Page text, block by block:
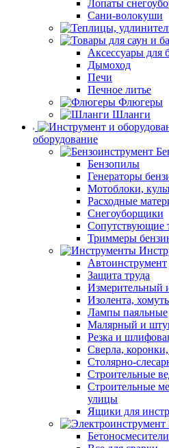
Лопаты
Сани-волокуши
Аксессуары для
Дымоход
Печи
Печное литье
Флюгеры
Шланги
оборудование
Бензопилы
Генераторы
Мотоблоки,
Расходные
Снегоуборщики
Сопутствующие
Триммеры
Автоинструмент
Защита труда
Измерительный
Изолента,
Лампы паяльные
Малярный и
Резка и
Сверла,
Столярно-
Строительные
Строительные
улицы
Ящики для
Бетоносмесители